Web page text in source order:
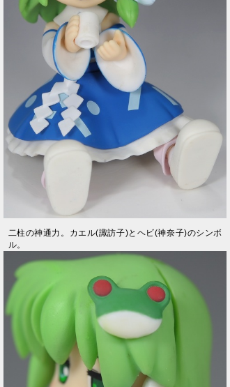
二柱の神通力。カエル(諏訪子)とヘビ(神奈子)のシンボ
ル。